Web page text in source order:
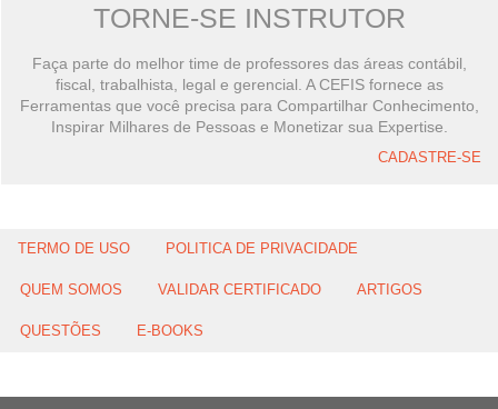
TORNE-SE INSTRUTOR
Faça parte do melhor time de professores das áreas contábil,
fiscal, trabalhista, legal e gerencial. A CEFIS fornece as
Ferramentas que você precisa para Compartilhar Conhecimento,
Inspirar Milhares de Pessoas e Monetizar sua Expertise.
CADASTRE-SE
TERMO DE USO POLITICA DE PRIVACIDADE
QUEM SOMOS VALIDAR CERTIFICADO ARTIGOS
QUESTÕES E-BOOKS